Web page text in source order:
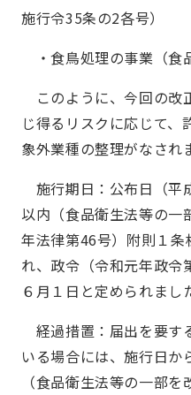
施行令35条の2各号）
・食鳥処理の事業（食
このように、今回の改
じ得るリスクに応じて、
象外業種の整理がなさ
施行期日：公布日（平
以内（食品衛生法等の一
年法律第46号）附則１
れ、政令（令和元年政令
６月１日と定められまし
経過措置：届出を要す
いる場合には、施行日
（食品衛生法等の一部